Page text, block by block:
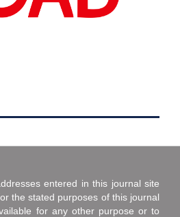
entered in this journal site
the stated purposes of this journal
for any other purpose or to